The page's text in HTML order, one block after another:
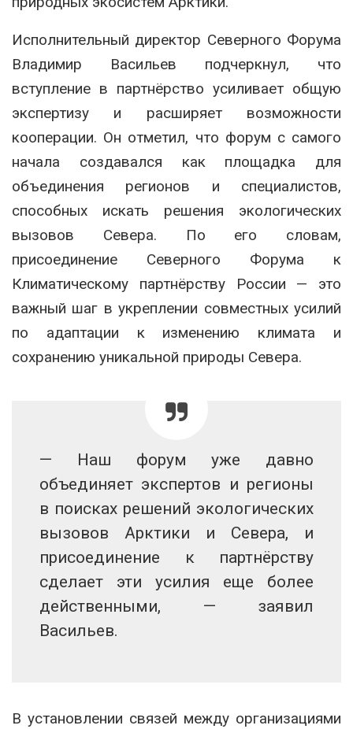
Исполнительный директор Северного Форума
Владимир Васильев подчеркнул, что
вступление в партнёрство усиливает общую
экспертизу и расширяет возможности
кооперации. Он отметил, что форум с самого
начала создавался как площадка для
объединения регионов и специалистов,
способных искать решения экологических
вызовов Севера. По его словам,
присоединение Северного Форума к
Климатическому партнёрству России — это
важный шаг в укреплении совместных усилий
по адаптации к изменению климата и
сохранению уникальной природы Севера.
— Наш форум уже давно
объединяет экспертов и регионы
в поисках решений экологических
вызовов Арктики и Севера, и
присоединение к партнёрству
сделает эти усилия еще более
действенными, — заявил
Васильев.
В установлении связей между организациями